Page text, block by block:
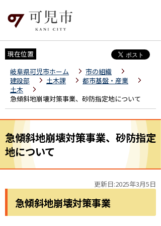
現在位置
岐阜県可児市ホーム
市の組織
建設部
土木課
都市基盤・産業
土木
急傾斜地崩壊対策事業、砂防指定地について
急傾斜地崩壊対策事業、砂防指定
地について
更新日:2025年3月5日
急傾斜地崩壊対策事業